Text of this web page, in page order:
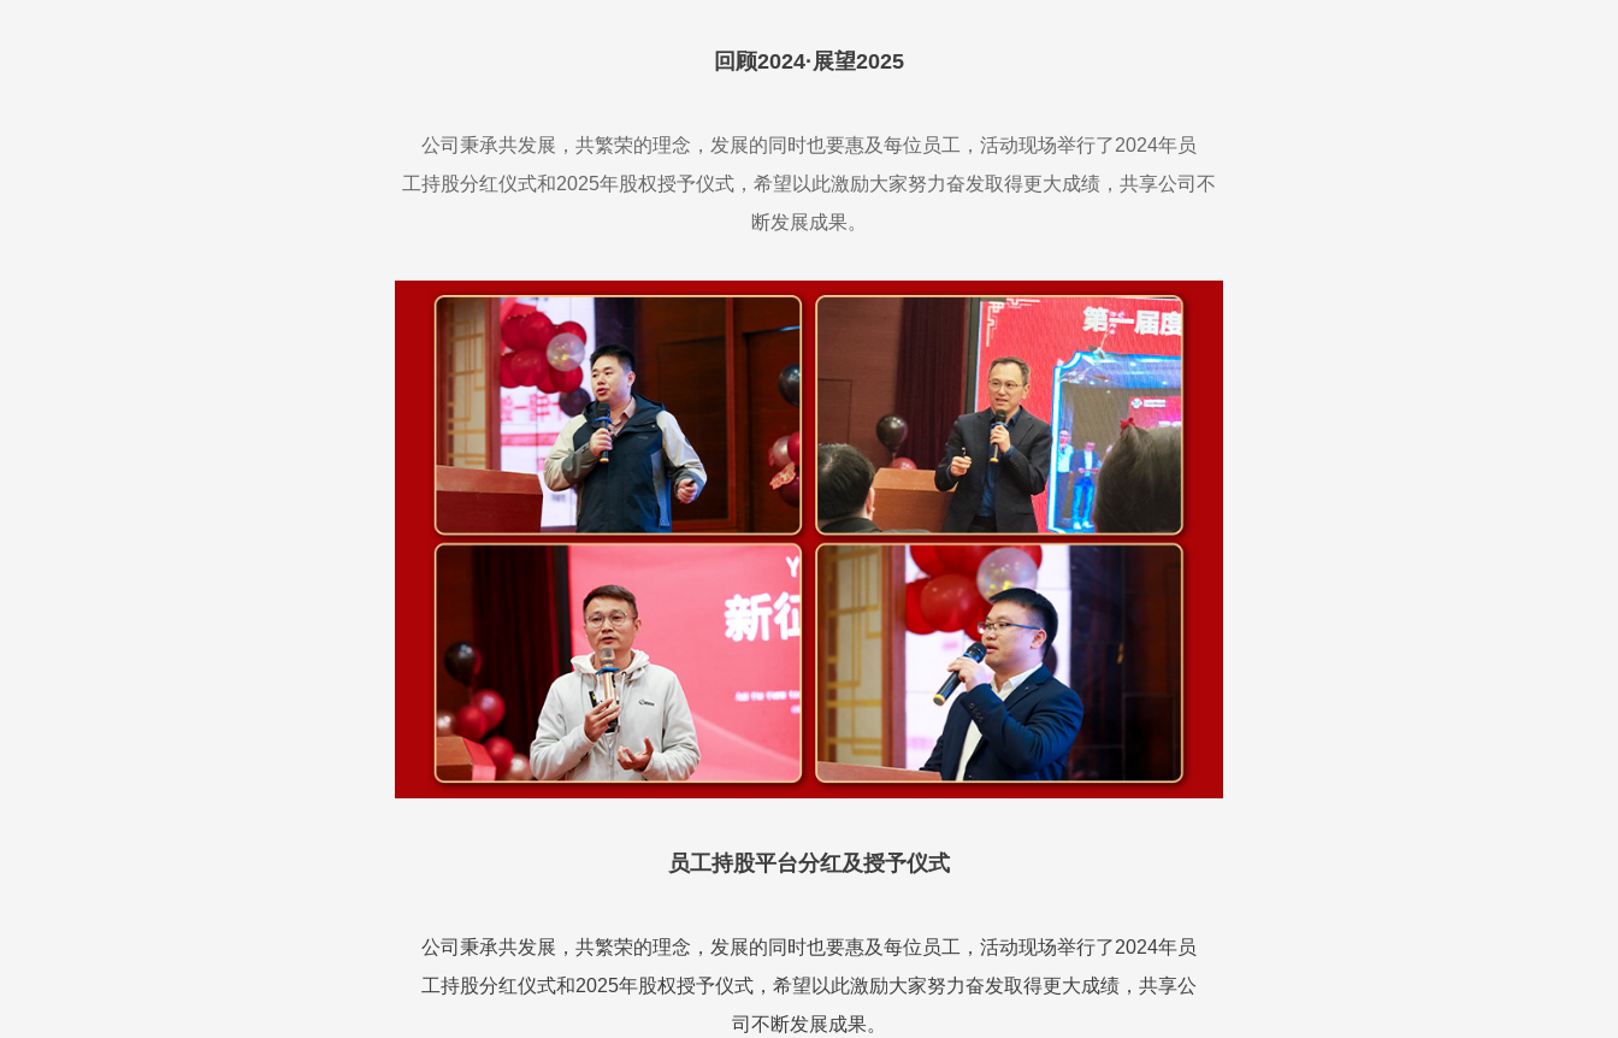
回顾2024·展望2025
公司秉承共发展，共繁荣的理念，发展的同时也要惠及每位员工，活动现场举行了2024年员
工持股分红仪式和2025年股权授予仪式，希望以此激励大家努力奋发取得更大成绩，共享公司不
断发展成果。
员工持股平台分红及授予仪式
公司秉承共发展，共繁荣的理念，发展的同时也要惠及每位员工，活动现场举行了2024年员
工持股分红仪式和2025年股权授予仪式，希望以此激励大家努力奋发取得更大成绩，共享公
司不断发展成果。